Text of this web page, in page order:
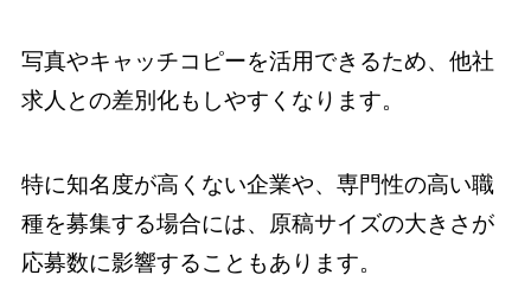
写真やキャッチコピーを活用できるため、他社
求人との差別化もしやすくなります。
特に知名度が高くない企業や、専門性の高い職
種を募集する場合には、原稿サイズの大きさが
応募数に影響することもあります。